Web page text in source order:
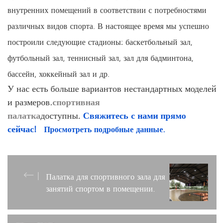
внутренних помещений в соответствии с потребностями
различных видов спорта. В настоящее время мы успешно
построили следующие стадионы: баскетбольный зал,
футбольный зал, теннисный зал, зал для бадминтона,
бассейн, хоккейный зал и др.
У нас есть больше вариантов нестандартных моделей
и размеров.спортивная
палаткадоступны. Свяжитесь с нами прямо
сейчас!
Просмотреть подробные данные.
Палатка для спортивного зала для
занятий спортом в помещении.